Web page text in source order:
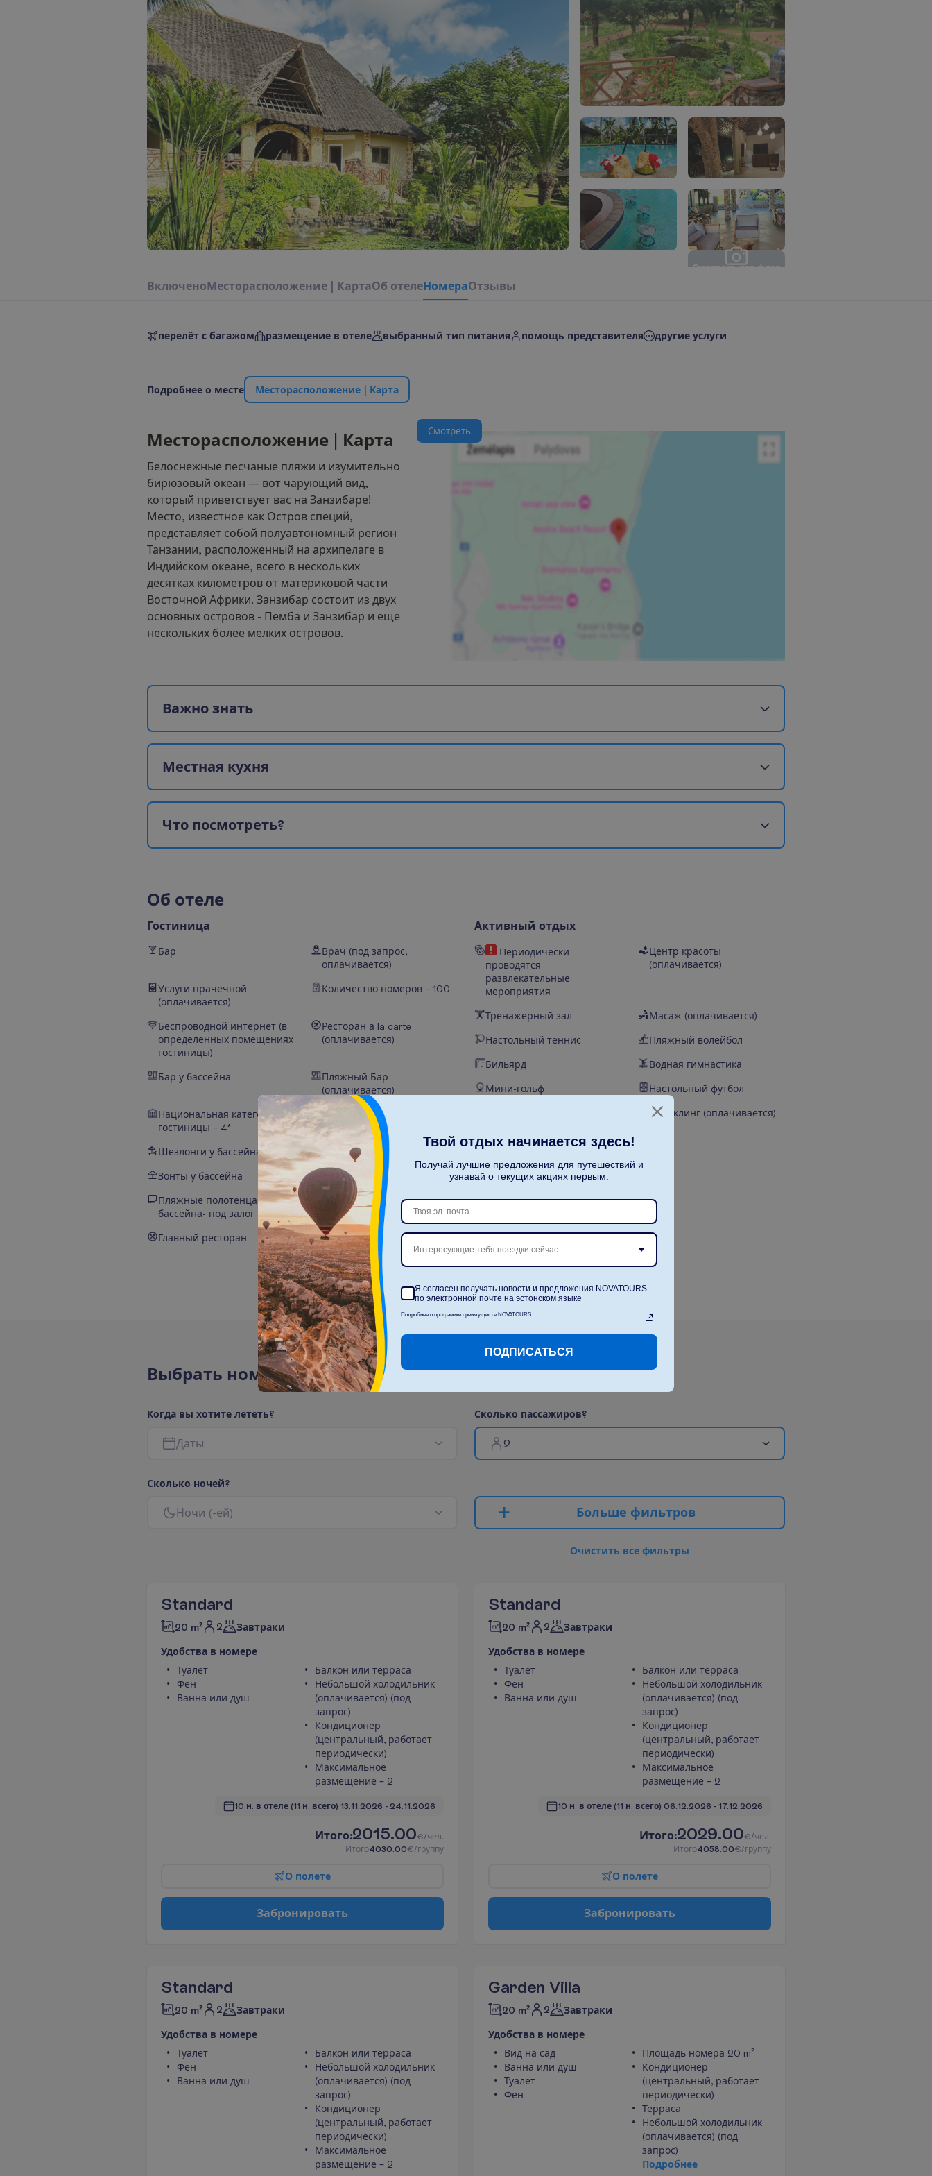
Смотреть все фото
ВключеноМесторасположение КартаОб отелеНомераОтзывы
перелёт с багажом размещение в отеле выбранный тип питания помощь представителя другие услуги
Подробнее о месте Месторасположение Карта
Месторасположение Карта
Белоснежные песчаные пляжи и изумительно
бирюзовый океан — вот чарующий вид,
который приветствует вас на Занзибаре!
Место, известное как Остров специй,
представляет собой полуавтономный регион
Танзании, расположенный на архипелаге в
Индийском океане, всего в нескольких
десятках километров от материковой части
Восточной Африки. Занзибар состоит из двух
основных островов - Пемба и Занзибар и еще
нескольких более мелких островов.
Смотреть
Важно знать
Местная кухня
Что посмотреть?
Об отеле
Гостиница
Бар
Врач (под запрос,
оплачивается)
Услуги прачечной
(оплачивается)
Количество номеров – 100
Беспроводной интернет (в
определенных помещениях
гостиницы)
Ресторан а la carte
(оплачивается)
Бар у бассейна
Пляжный Бар
(оплачивается)
Национальная категория
гостиницы – 4*
Бассейны – 2
Шезлонги у бассейна Шезлонги на пляже
Зонты у бассейна Зонты на пляже
Пляжные полотенца у
бассейна- под залог
Пляжные полотенца на
пляже- под залог
Главный ресторан
Активный отдых
Периодически
проводятся
развлекательные
мероприятия
Центр красоты
(оплачивается)
Тренажерный зал Масаж (оплачивается)
Настольный теннис Пляжный волейбол
Бильярд Водная гимнастика
Мини-гольф Настольный футбол
Снорклинг (оплачивается)
Выбрать номера
Когда вы хотите лететь?
Даты
Сколько пассажиров?
2
Сколько ночей?
Ночи (-ей) Больше фильтров
Очистить все фильтры
Standard
20 m² 2 Завтраки
Удобства в номере
Туалет
Фен
Ванна или душ
Балкон или терраса
Небольшой холодильник
(оплачивается) (под
запрос)
Кондиционер
(центральный, работает
периодически)
Максимальное
размещение – 2
10 н. в отеле (11 н. всего) 13.11.2026 - 24.11.2026
Итого:2015.00€/чел.
Итого4030.00€/группу
О полете
Забронировать
Standard
20 m² 2 Завтраки
Удобства в номере
Туалет
Фен
Ванна или душ
Балкон или терраса
Небольшой холодильник
(оплачивается) (под
запрос)
Кондиционер
(центральный, работает
периодически)
Максимальное
размещение – 2
10 н. в отеле (11 н. всего) 06.12.2026 - 17.12.2026
Итого:2029.00€/чел.
Итого4058.00€/группу
О полете
Забронировать
Standard
20 m² 2 Завтраки
Удобства в номере
Туалет
Фен
Ванна или душ
Балкон или терраса
Небольшой холодильник
(оплачивается) (под
запрос)
Кондиционер
(центральный, работает
периодически)
Максимальное
размещение – 2
Garden Villa
20 m² 2 Завтраки
Удобства в номере
Вид на сад
Ванна или душ
Туалет
Фен
Площадь номера 20 m²
Кондиционер
(центральный, работает
периодически)
Терраса
Небольшой холодильник
(оплачивается) (под
запрос)
Подробнее
Твой отдых начинается здесь!
Получай лучшие предложения для путешествий и
узнавай о текущих акциях первым.
Интересующие тебя поездки сейчас
Я согласен получать новости и предложения NOVATOURS
по электронной почте на эстонском языке
Подробнее о программе преимуществ NOVATOURS
ПОДПИСАТЬСЯ